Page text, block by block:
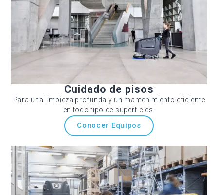
Cuidado de pisos
Para una limpieza profunda y un mantenimiento eficiente
en todo tipo de superficies.
Conocer Equipos